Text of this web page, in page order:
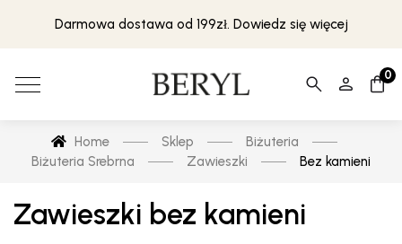
Darmowa dostawa od 199zł. Dowiedz się więcej
0
Home Sklep
Biżuteria
Biżuteria Srebrna
Zawieszki Bez kamieni
Zawieszki bez kamieni